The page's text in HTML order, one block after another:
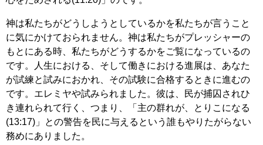
神は私たちがどうしようとしているかを私たちが言うこと
に気にかけておられません。神は私たちがプレッシャーの
もとにある時、私たちがどうするかをご覧になっているの
です。人生における、そして働きにおける進展は、あなた
が試練と試みにおかれ、その試験に合格するときに進むの
です。エレミヤや試みられました。彼は、民が捕囚されひ
き連れられて行く、つまり、「主の群れが、とりこになる
(13:17)」との警告を民に与えるという誰もやりたがらない
務めにありました。